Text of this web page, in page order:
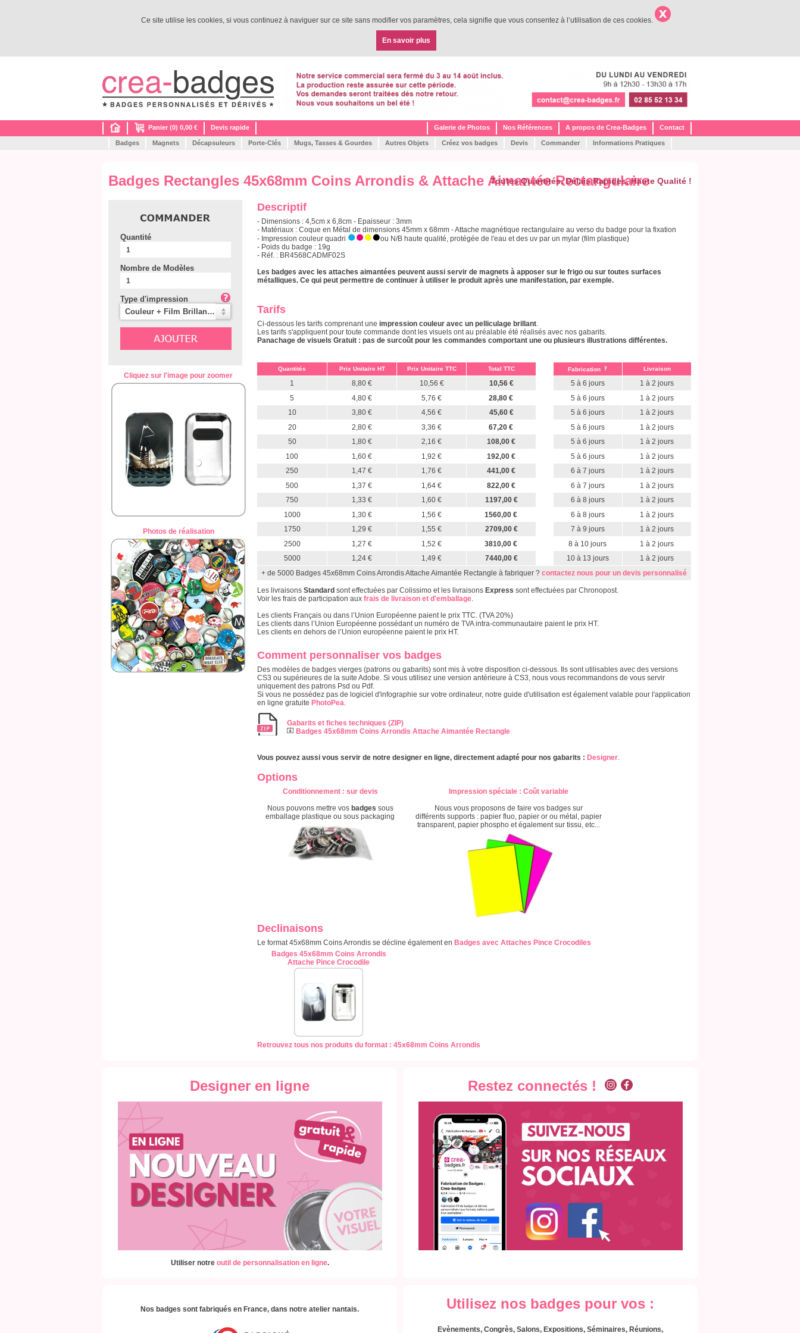
Ce site utilise les cookies, si vous continuez à naviguer sur ce site sans modifier vos paramètres, cela signifie que vous consentez à l’utilisation de ces cookies.
En savoir plus
Panier (0) 0,00 € Devis rapide Galerie de Photos Nos Références A propos de Crea-Badges Contact
Badges Magnets Décapsuleurs Porte-Clés Mugs, Tasses & Gourdes Autres Objets Créez vos badges Devis Commander Informations Pratiques
Badges Rectangles 45x68mm Coins Arrondis & Attache Aimantée Rectangulaire
Toutes Quantités,Délais Rapides,Haute Qualité !
Quantité
Nombre de Modèles
Type d'impression
Couleur + Film Brillant (Mylar) (5%)
Cliquez sur l'image pour zoomer
Photos de réalisation
Descriptif
- Dimensions : 4,5cm x 6,8cm - Epaisseur : 3mm
- Matériaux : Coque en Métal de dimensions 45mm x 68mm - Attache magnétique rectangulaire au verso du badge pour la fixation
- Impression couleur quadri
ou N/B haute qualité, protégée de l'eau et des uv par un mylar (film plastique)
- Poids du badge : 19g
- Réf. : BR4568CADMF02S
Les badges avec les attaches aimantées peuvent aussi servir de magnets à apposer sur le frigo ou sur toutes surfaces
métalliques. Ce qui peut permettre de continuer à utiliser le produit après une manifestation, par exemple.
Tarifs
Ci-dessous les tarifs comprenant une impression couleur avec un pelliculage brillant.
Les tarifs s'appliquent pour toute commande dont les visuels ont au préalable été réalisés avec nos gabarits.
Panachage de visuels Gratuit : pas de surcoût pour les commandes comportant une ou plusieurs illustrations différentes.
Quantités Prix Unitaire HT Prix Unitaire TTC Total TTC Fabrication Livraison
1 8,80 € 10,56 € 10,56 € 5 à 6 jours
1 à 2 jours
5
4,80 € 5,76 € 28,80 € 5 à 6 jours
1 à 2 jours
10
3,80 € 4,56 € 45,60 € 5 à 6 jours
1 à 2 jours
20
2,80 € 3,36 € 67,20 € 5 à 6 jours
1 à 2 jours
50
1,80 € 2,16 € 108,00 € 5 à 6 jours
1 à 2 jours
100
1,60 € 1,92 € 192,00 € 5 à 6 jours
1 à 2 jours
250
1,47 € 1,76 € 441,00 € 6 à 7 jours
1 à 2 jours
500
1,37 € 1,64 € 822,00 € 6 à 7 jours
1 à 2 jours
750
1,33 € 1,60 € 1197,00 € 6 à 8 jours
1 à 2 jours
1000
1,30 € 1,56 € 1560,00 € 6 à 8 jours
1 à 2 jours
1750
1,29 € 1,55 € 2709,00 € 7 à 9 jours
1 à 2 jours
2500
1,27 € 1,52 € 3810,00 € 8 à 10 jours
1 à 2 jours
5000
1,24 € 1,49 € 7440,00 € 10 à 13 jours
1 à 2 jours
+ de 5000 Badges 45x68mm Coins Arrondis Attache Aimantée Rectangle à fabriquer ? contactez nous pour un devis personnalisé
Les livraisons Standard sont effectuées par Colissimo et les livraisons Express sont effectuées par Chronopost.
Voir les frais de participation aux frais de livraison et d'emballage.
Les clients Français ou dans l’Union Européenne paient le prix TTC. (TVA 20%)
Les clients dans l’Union Européenne possédant un numéro de TVA intra-communautaire paient le prix HT.
Les clients en dehors de l’Union européenne paient le prix HT.
Comment personnaliser vos badges
Des modèles de badges vierges (patrons ou gabarits) sont mis à votre disposition ci-dessous. Ils sont utilisables avec des versions
CS3 ou supérieures de la suite Adobe. Si vous utilisez une version antérieure à CS3, nous vous recommandons de vous servir
uniquement des patrons Psd ou Pdf.
Si vous ne possédez pas de logiciel d'infographie sur votre ordinateur, notre guide d'utilisation est également valable pour l'application
en ligne gratuite PhotoPea.
Gabarits et fiches techniques (ZIP)
Badges 45x68mm Coins Arrondis Attache Aimantée Rectangle
Vous pouvez aussi vous servir de notre designer en ligne, directement adapté pour nos gabarits : Designer.
Options
Conditionnement: sur devis
Nous pouvons mettre vos badges sous
emballage plastique ou sous packaging
Impression spéciale : Coût variable
Nous vous proposons de faire vos badges sur
différents supports : papier fluo, papier or ou métal, papier
transparent, papier phospho et également sur tissu, etc...
Declinaisons
Le format 45x68mm Coins Arrondis se décline également en Badges avec Attaches Pince Crocodiles
Badges 45x68mm Coins Arrondis
Attache Pince Crocodile
Retrouvez tous nos produits du format : 45x68mm Coins Arrondis
Designer en ligne
Utiliser notre outil de personnalisation en ligne.
Restez connectés !
Nos badges sont fabriqués en France, dans notre atelier nantais. Utilisez nos badges pour vos :
Evènements, Congrès, Salons, Expositions, Séminaires, Réunions,